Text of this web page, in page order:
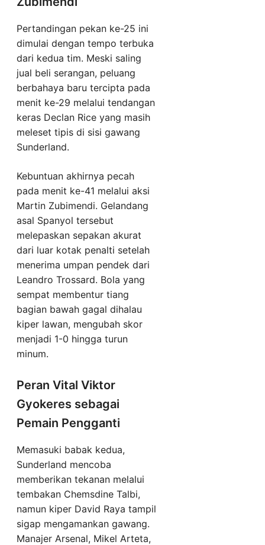
Pertandingan pekan ke-25 ini
dimulai dengan tempo terbuka
dari kedua tim. Meski saling
jual beli serangan, peluang
berbahaya baru tercipta pada
menit ke-29 melalui tendangan
keras Declan Rice yang masih
meleset tipis di sisi gawang
Sunderland.
Kebuntuan akhirnya pecah
pada menit ke-41 melalui aksi
Martin Zubimendi. Gelandang
asal Spanyol tersebut
melepaskan sepakan akurat
dari luar kotak penalti setelah
menerima umpan pendek dari
Leandro Trossard. Bola yang
sempat membentur tiang
bagian bawah gagal dihalau
kiper lawan, mengubah skor
menjadi 1-0 hingga turun
minum.
Peran Vital Viktor
Gyokeres sebagai
Pemain Pengganti
Memasuki babak kedua,
Sunderland mencoba
memberikan tekanan melalui
tembakan Chemsdine Talbi,
namun kiper David Raya tampil
sigap mengamankan gawang.
Manajer Arsenal, Mikel Arteta,